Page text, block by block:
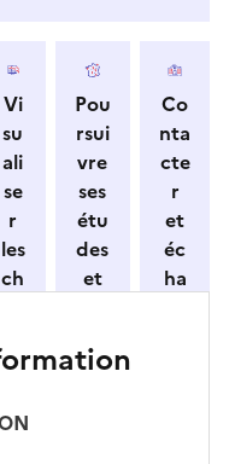
Vi
su
ali
se
r
les
ch
s
ac
Pou
rsui
vre
ses
étu
des
et
re
Co
nta
cte
r
et
éc
ha